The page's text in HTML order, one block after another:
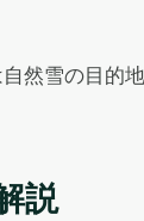
然雪の目
説